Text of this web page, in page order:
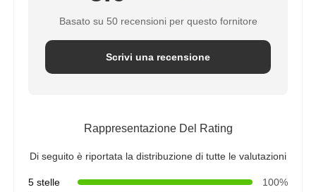
Basato su 50 recensioni per questo fornitore
Scrivi una recensione
Rappresentazione Del Rating
Di seguito è riportata la distribuzione di tutte le valutazioni
5 stelle
100%